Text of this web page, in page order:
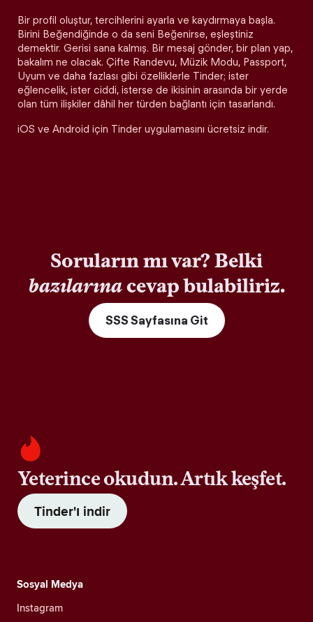
Bir profil oluştur, tercihlerini ayarla ve kaydırmaya başla.
Birini Beğendiğinde o da seni Beğenirse, eşleştiniz
demektir. Gerisi sana kalmış. Bir mesaj gönder, bir plan yap,
bakalım ne olacak. Çifte Randevu, Müzik Modu, Passport,
Uyum ve daha fazlası gibi özelliklerle Tinder; ister
eğlencelik, ister ciddi, isterse de ikisinin arasında bir yerde
olan tüm ilişkiler dâhil her türden bağlantı için tasarlandı.
iOS ve Android için Tinder uygulamasını ücretsiz indir.
Soruların mı var? Belki
bazılarınacevap bulabiliriz.
SSS Sayfasına Git
Yeterince okudun. Artık keşfet.
Tinder'ı indir
Sosyal Medya
Instagram